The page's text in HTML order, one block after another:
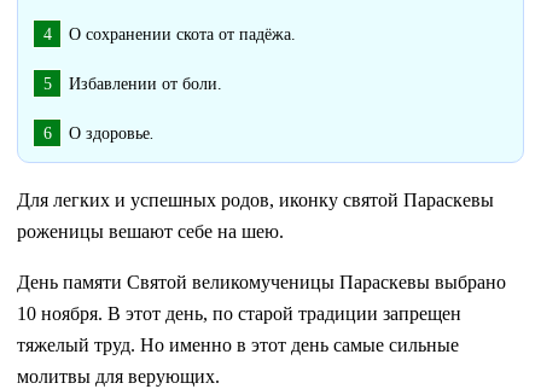
О сохранении скота от падёжа.
Избавлении от боли.
О здоровье.
Для легких и успешных родов, иконку святой Параскевы
роженицы вешают себе на шею.
День памяти Святой великомученицы Параскевы выбрано
10 ноября. В этот день, по старой традиции запрещен
тяжелый труд. Но именно в этот день самые сильные
молитвы для верующих.